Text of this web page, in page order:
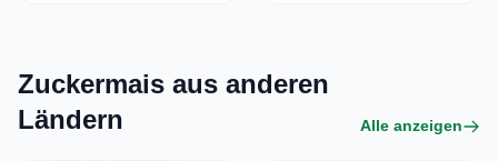
Zuckermais aus anderen
Ländern
Alle anzeigen